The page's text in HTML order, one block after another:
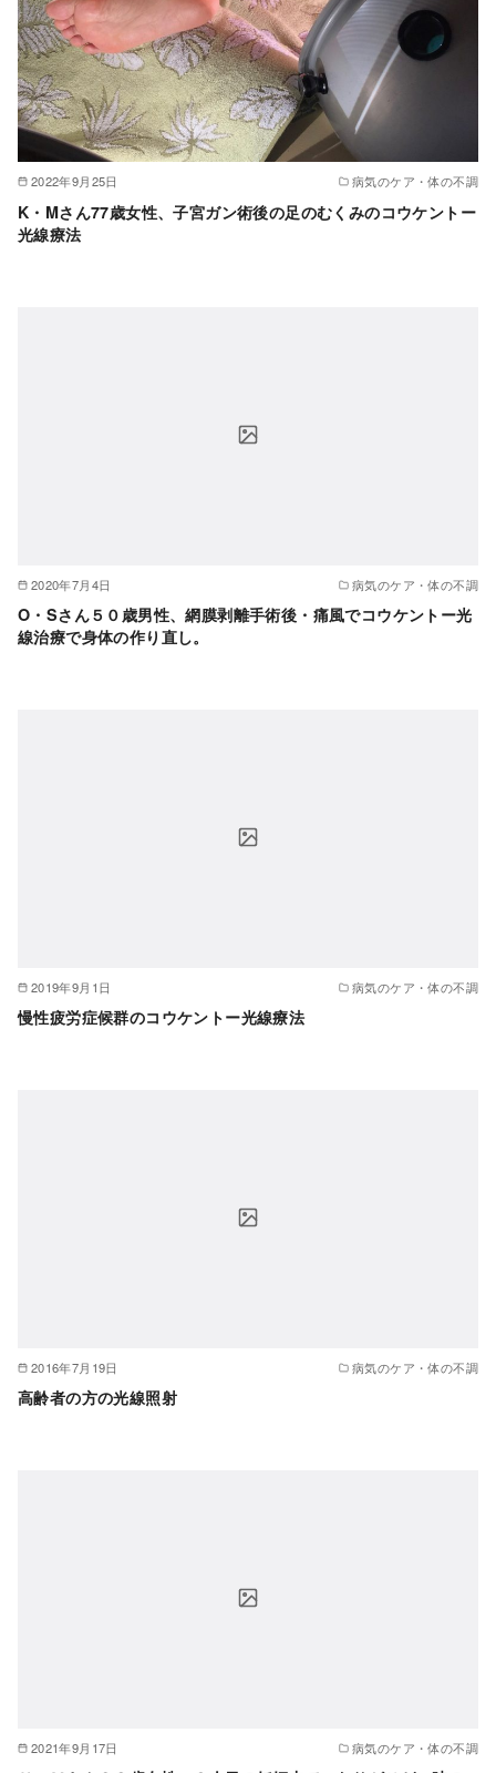
2022年9月25日 病気のケア・体の不調
K・Mさん77歳女性、子宮ガン術後の足のむくみのコウケントー
光線療法
2020年7月4日 病気のケア・体の不調
O・Sさん５０歳男性、網膜剥離手術後・痛風でコウケントー光
線治療で身体の作り直し。
2019年9月1日 病気のケア・体の不調
慢性疲労症候群のコウケントー光線療法
2016年7月19日 病気のケア・体の不調
高齢者の方の光線照射
2021年9月17日 病気のケア・体の不調